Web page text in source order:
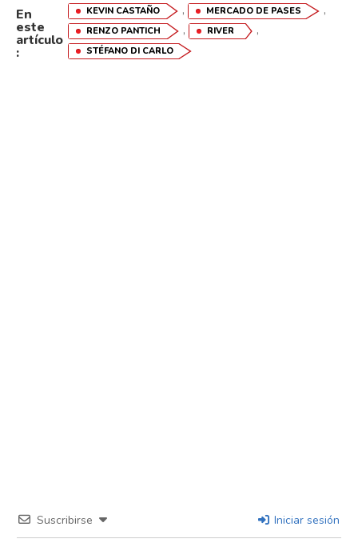
En
este
artículo
:
KEVIN CASTAÑO , MERCADO DE PASES ,
RENZO PANTICH , RIVER ,
STÉFANO DI CARLO
Suscribirse Iniciar sesión